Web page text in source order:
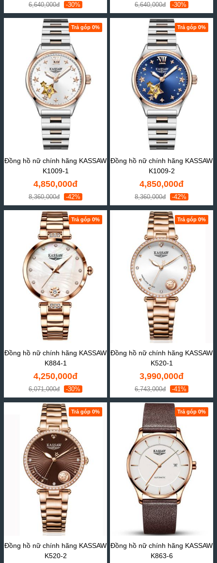
6,640,000đ -30% 6,640,000đ -30%
Trả góp 0%
Đồng hồ nữ chính hãng KASSAW
K1009-1
4,850,000đ
8,360,000đ -42%
Trả góp 0%
Đồng hồ nữ chính hãng KASSAW
K1009-2
4,850,000đ
8,360,000đ -42%
Trả góp 0%
Đồng hồ nữ chính hãng KASSAW
K884-1
4,250,000đ
6,071,000đ -30%
Trả góp 0%
Đồng hồ nữ chính hãng KASSAW
K520-1
3,990,000đ
6,743,000đ -41%
Trả góp 0%
Đồng hồ nữ chính hãng KASSAW
K520-2
Trả góp 0%
Đồng hồ nữ chính hãng KASSAW
K863-6